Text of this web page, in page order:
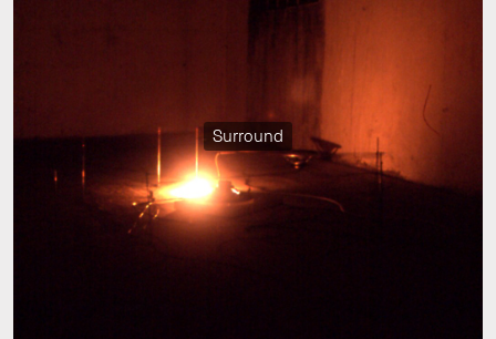
Surround